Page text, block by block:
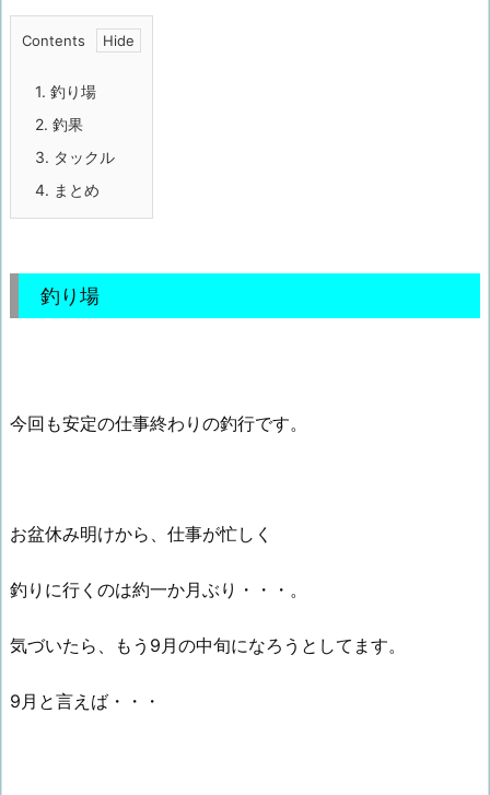
Contents
1. 釣り場
2. 釣果
3. タックル
4. まとめ
釣り場
今回も安定の仕事終わりの釣行です。
お盆休み明けから、仕事が忙しく
釣りに行くのは約一か月ぶり・・・。
気づいたら、もう9月の中旬になろうとしてます。
9月と言えば・・・